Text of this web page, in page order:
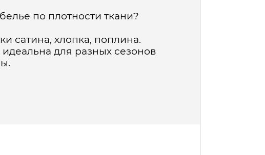
по плотности ткани?
сатина, хлопка, поплина.
идеальна для разных сезонов